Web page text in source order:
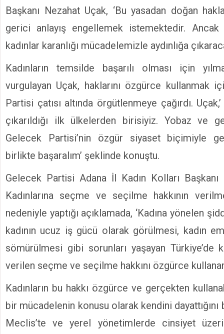
Başkanı Nezahat Uçak, ‘Bu yasadan doğan
gerici anlayış engellemek istemektedir.
kadınlar karanlığı mücadelemizle aydınlığa
Kadınların temsilde başarılı olması için
vurgulayan Uçak, haklarını özgürce kullanmak
Partisi çatısı altında örgütlenmeye çağırdı.
çıkarıldığı ilk ülkelerden birisiyiz. Yobaz ve
Gelecek Partisi’nin özgür siyaset biçimiyle
birlikte başaralım’ şeklinde konuştu.
Gelecek Partisi Adana İl Kadın Kolları
Kadınlarına seçme ve seçilme hakkının
nedeniyle yaptığı açıklamada, ‘Kadına yönelen
kadının ucuz iş gücü olarak görülmesi, kadın
sömürülmesi gibi sorunları yaşayan Türkiye’de
verilen seçme ve seçilme hakkını özgürce
Kadınların bu hakkı özgürce ve gerçekten
bir mücadelenin konusu olarak kendini dayattığını
Meclis’te ve yerel yönetimlerde cinsiyet